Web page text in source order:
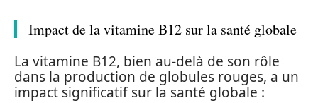
Impact de la vitamine B12 sur la santé globale
La vitamine B12, bien au-delà de son rôle
dans la production de globules rouges, a un
impact significatif sur la santé globale :